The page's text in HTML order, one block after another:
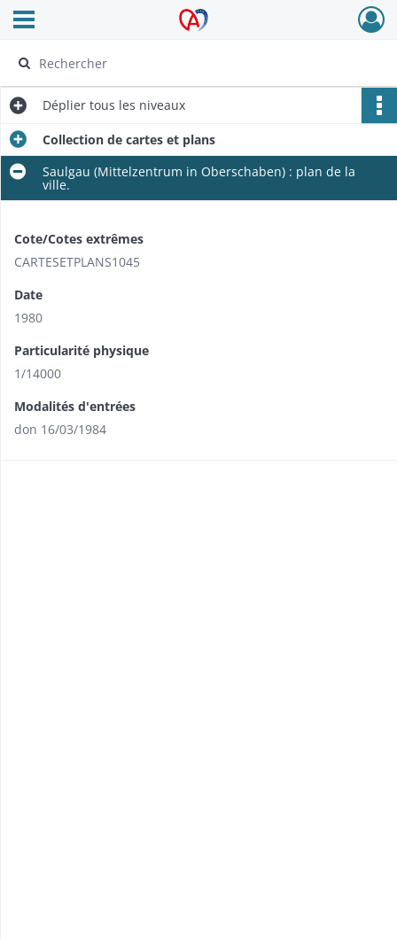
Archives Alsace - Colmar
Ouvrir le menu déroulant
Déplier tous les niveaux
Collection de cartes et plans
Saulgau (Mittelzentrum in Oberschaben) : plan de la
ville.
Cote/Cotes extrêmes
CARTESETPLANS1045
Date
1980
Particularité physique
1/14000
Modalités d'entrées
don 16/03/1984